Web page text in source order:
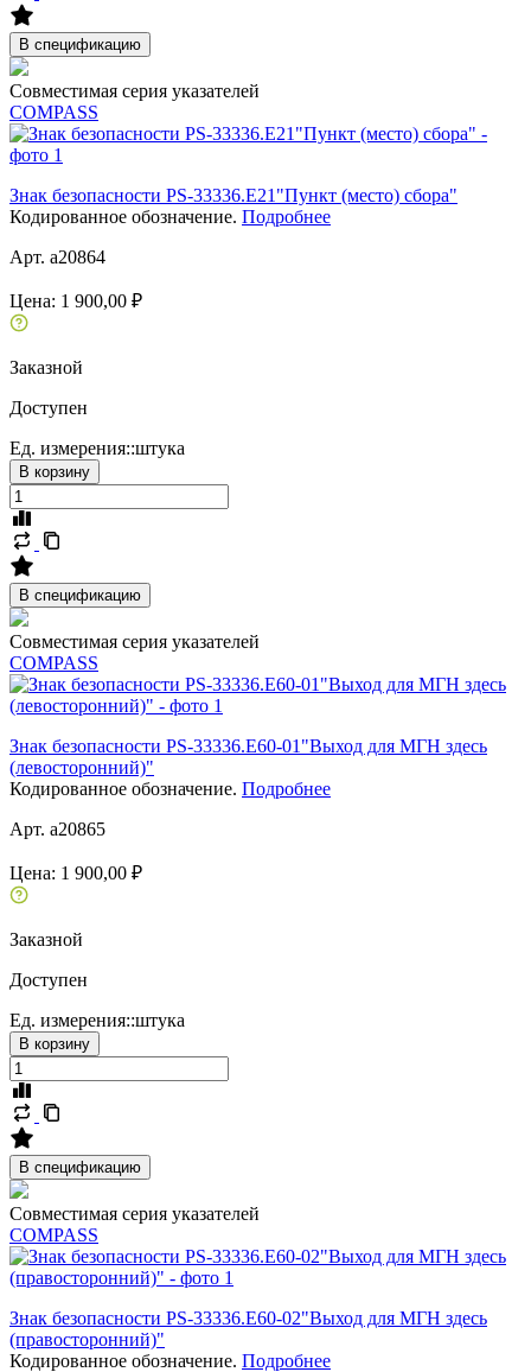
В спецификацию
Совместимая серия указателей
COMPASS
Знак безопасности PS-33336.E21"Пункт (место) сбора"
Кодированное обозначение. Подробнее
Арт. a20864
Цена: 1 900,00 ₽
Заказной
Доступен
Ед. измерения::штука
В корзину
В спецификацию
Совместимая серия указателей
COMPASS
Знак безопасности PS-33336.E60-01"Выход для МГН здесь
(левосторонний)"
Кодированное обозначение. Подробнее
Арт. a20865
Цена: 1 900,00 ₽
Заказной
Доступен
Ед. измерения::штука
В корзину
В спецификацию
Совместимая серия указателей
COMPASS
Знак безопасности PS-33336.E60-02"Выход для МГН здесь
(правосторонний)"
Кодированное обозначение. Подробнее